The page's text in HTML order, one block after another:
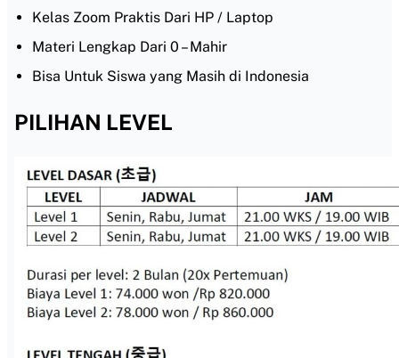
Kelas Zoom Praktis Dari HP / Laptop
Materi Lengkap Dari 0 – Mahir
Bisa Untuk Siswa yang Masih di Indonesia
PILIHAN LEVEL